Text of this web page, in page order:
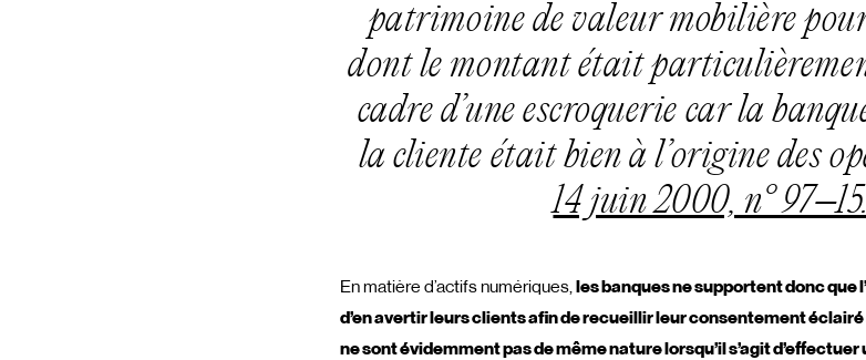
patrimoine de valeur mobilière pour
dont le montant était
cadre d’une escroquerie car la
la cliente était bien à l’origine des
14 juin 2000, n°
En matière d’actifs numériques,
les banques ne supportent donc que
d’en avertir leurs clients afin de recueillir leur consentement éclairé
ne sont évidemment pas de même nature lorsqu’il s’agit